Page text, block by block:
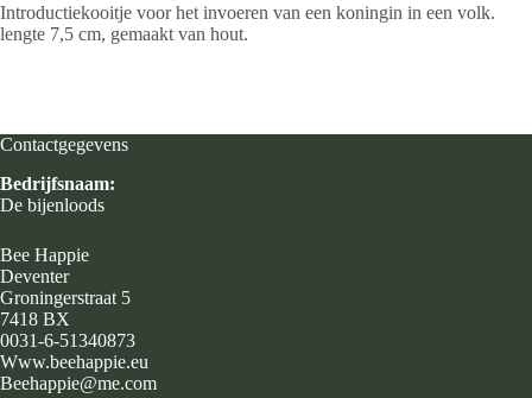
Introductiekooitje voor het invoeren van een koningin in een volk.
lengte 7,5 cm, gemaakt van hout.
Contactgegevens
Bedrijfsnaam:
De bijenloods
Bee Happie
Deventer
Groningerstraat 5
7418 BX
0031-6-51340873
Www.beehappie.eu
Beehappie@me.com